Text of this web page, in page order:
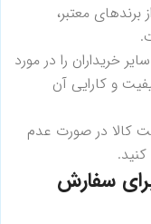
معتبر،
خریداران را در مورد
و کارایی آن
کالا در صورت عدم
سفارش